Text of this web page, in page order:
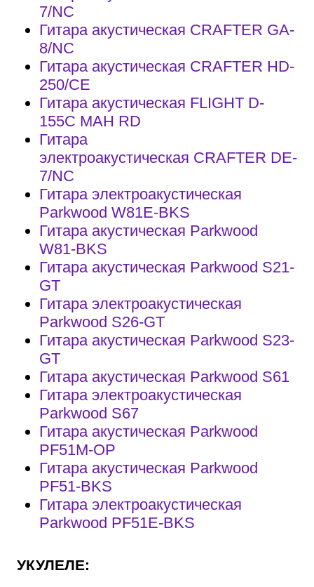
7/NС
Гитара акустическая CRAFTER GA-
8/NС
Гитара акустическая CRAFTER HD-
250/СЕ
Гитара акустическая FLIGHT D-
155C MAH RD
Гитара
электроакустическая CRAFTER DE-
7/NС
Гитара электроакустическая
Parkwood W81E-BKS
Гитара акустическая Parkwood
W81-BKS
Гитара акустическая Parkwood S21-
GT
Гитара электроакустическая
Parkwood S26-GT
Гитара акустическая Parkwood S23-
GT
Гитара акустическая Parkwood S61
Гитара электроакустическая
Parkwood S67
Гитара акустическая Parkwood
PF51M-OP
Гитара акустическая Parkwood
PF51-BKS
Гитара электроакустическая
Parkwood PF51E-BKS
УКУЛЕЛЕ: